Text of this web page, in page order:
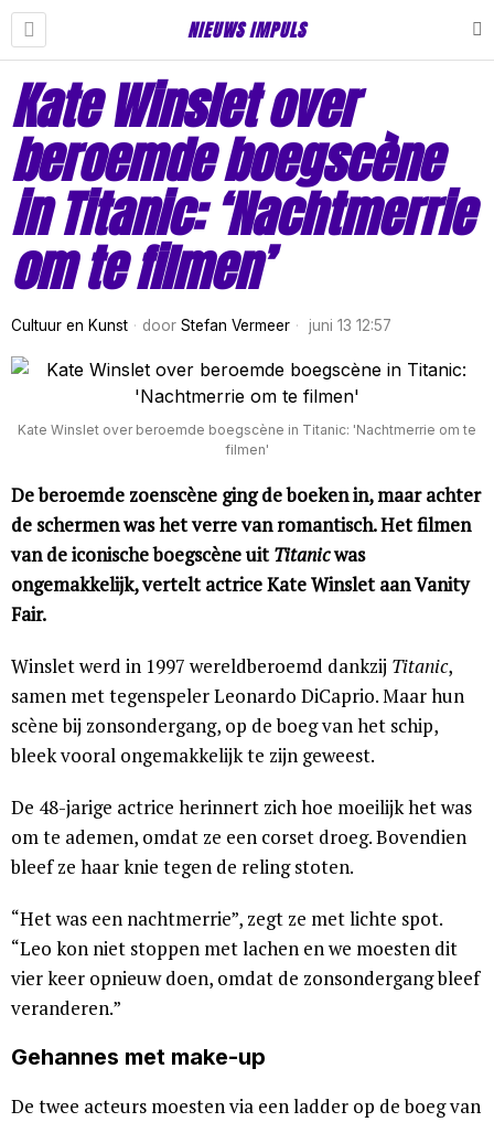
NIEUWS IMPULS
Kate Winslet over
beroemde boegscène
in Titanic: ‘Nachtmerrie
om te filmen’
Cultuur en Kunst door Stefan Vermeer juni 13 12:57
Kate Winslet over beroemde boegscène in Titanic: 'Nachtmerrie om te
filmen'
De beroemde zoenscène ging de boeken in, maar achter
de schermen was het verre van romantisch. Het filmen
van de iconische boegscène uitTitanicwas
ongemakkelijk, vertelt actrice Kate Winslet aan Vanity
Fair.
Winslet werd in 1997 wereldberoemd dankzij Titanic,
samen met tegenspeler Leonardo DiCaprio. Maar hun
scène bij zonsondergang, op de boeg van het schip,
bleek vooral ongemakkelijk te zijn geweest.
De 48-jarige actrice herinnert zich hoe moeilijk het was
om te ademen, omdat ze een corset droeg. Bovendien
bleef ze haar knie tegen de reling stoten.
“Het was een nachtmerrie”, zegt ze met lichte spot.
“Leo kon niet stoppen met lachen en we moesten dit
vier keer opnieuw doen, omdat de zonsondergang bleef
veranderen.”
Gehannes met make-up
De twee acteurs moesten via een ladder op de boeg van